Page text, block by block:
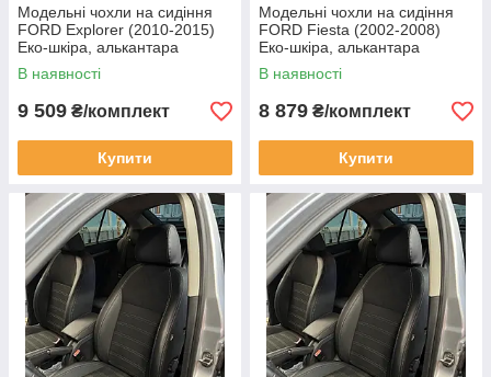
Модельні чохли на сидіння
FORD Explorer (2010-2015)
Еко-шкіра, алькантара
В наявності
9 509 ₴/комплект
Купити
Модельні чохли на сидіння
FORD Fiesta (2002-2008)
Еко-шкіра, алькантара
В наявності
8 879 ₴/комплект
Купити